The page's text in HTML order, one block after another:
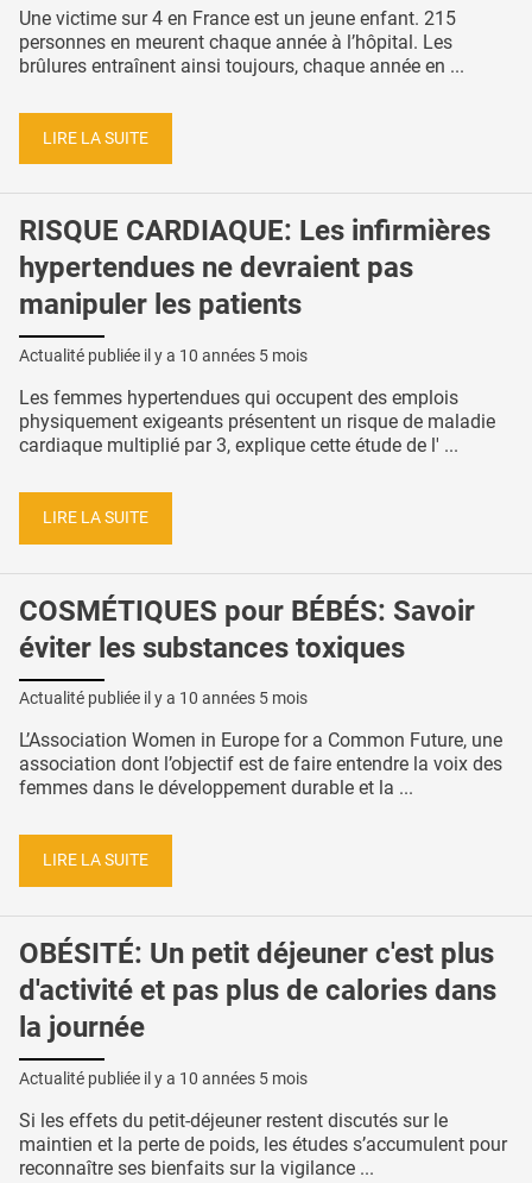
Une victime sur 4 en France est un jeune enfant. 215
personnes en meurent chaque année à l’hôpital. Les
brûlures entraînent ainsi toujours, chaque année en ...
LIRE LA SUITE
RISQUE CARDIAQUE: Les infirmières
hypertendues ne devraient pas
manipuler les patients
Actualité publiée il y a 10 années 5 mois
Les femmes hypertendues qui occupent des emplois
physiquement exigeants présentent un risque de maladie
cardiaque multiplié par 3, explique cette étude de l' ...
LIRE LA SUITE
COSMÉTIQUES pour BÉBÉS: Savoir
éviter les substances toxiques
Actualité publiée il y a 10 années 5 mois
L’Association Women in Europe for a Common Future, une
association dont l’objectif est de faire entendre la voix des
femmes dans le développement durable et la ...
LIRE LA SUITE
OBÉSITÉ: Un petit déjeuner c'est plus
d'activité et pas plus de calories dans
la journée
Actualité publiée il y a 10 années 5 mois
Si les effets du petit-déjeuner restent discutés sur le
maintien et la perte de poids, les études s’accumulent pour
reconnaître ses bienfaits sur la vigilance ...